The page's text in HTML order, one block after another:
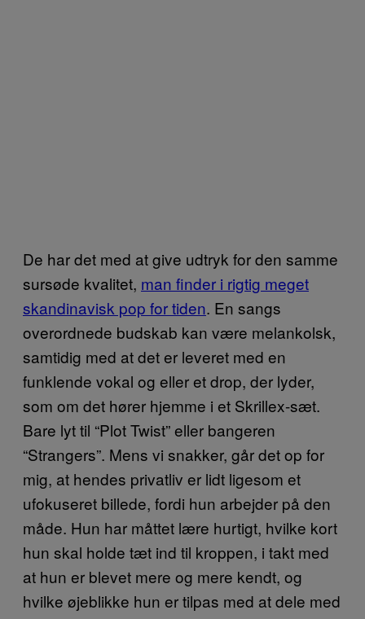
De har det med at give udtryk for den samme
sursøde kvalitet, man finder i rigtig meget
skandinavisk pop for tiden. En sangs
overordnede budskab kan være melankolsk,
samtidig med at det er leveret med en
funklende vokal og eller et drop, der lyder,
som om det hører hjemme i et Skrillex-sæt.
Bare lyt til “Plot Twist” eller bangeren
“Strangers”. Mens vi snakker, går det op for
mig, at hendes privatliv er lidt ligesom et
ufokuseret billede, fordi hun arbejder på den
måde. Hun har måttet lære hurtigt, hvilke kort
hun skal holde tæt ind til kroppen, i takt med
at hun er blevet mere og mere kendt, og
hvilke øjeblikke hun er tilpas med at dele med